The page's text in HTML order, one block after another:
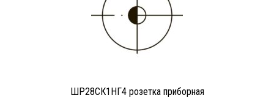
ШР28СК1НГ4 розетка приборная